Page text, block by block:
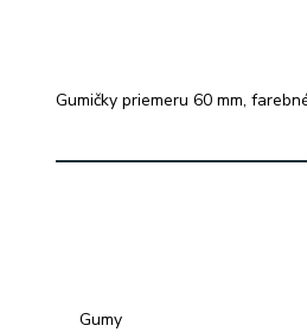
Gumičky priemeru 60 mm,
Gumy